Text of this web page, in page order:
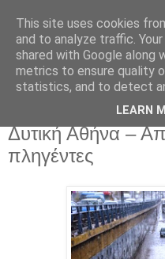
Σάββατο 25 Οκτωβρίου
Καταστροφή από
Δυτική Αθήνα –
πληγέντες
This site uses cookies
and to analyze traffic.
shared with Google along
metrics to ensure quality
statistics, and to detect
LEARN